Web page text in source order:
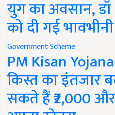
युग का अवसान, डॉ
को दी गई
Government Scheme
PM Kisan
किस्त का इंतजार
सकते हैं ₹2,000